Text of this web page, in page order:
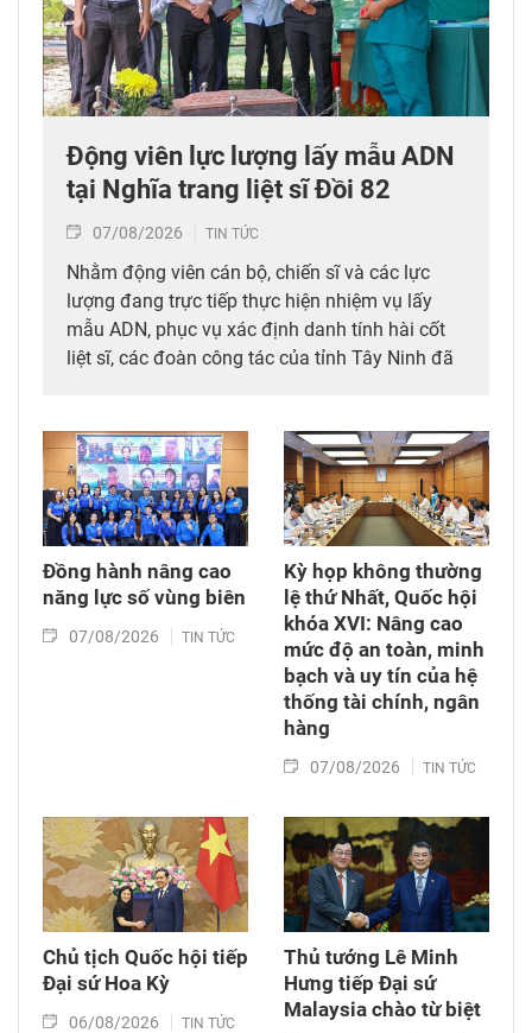
Động viên lực lượng lấy mẫu ADN
tại Nghĩa trang liệt sĩ Đồi 82​
07/08/2026 TIN TỨC
Nhằm động viên cán bộ, chiến sĩ và các lực
lượng đang trực tiếp thực hiện nhiệm vụ lấy
mẫu ADN, phục vụ xác định danh tính hài cốt
liệt sĩ, các đoàn công tác của tỉnh Tây Ninh đã
Khu kinh tế tỉnh Tây Ninh đã tổ chức thăm hỏi,
động viên các lực lượng sớm hoàn thành
nhiệm vụ, góp phần xác định danh tính, trả lại
tên cho những người đã hi sinh vì Tổ quốc.
Đồng hành nâng cao
năng lực số vùng biên
07/08/2026 TIN TỨC
Kỳ họp không thường
lệ thứ Nhất, Quốc hội
khóa XVI: Nâng cao
mức độ an toàn, minh
bạch và uy tín của hệ
thống tài chính, ngân
hàng
07/08/2026 TIN TỨC
Chủ tịch Quốc hội tiếp
Đại sứ Hoa Kỳ
06/08/2026 TIN TỨC
Thủ tướng Lê Minh
Hưng tiếp Đại sứ
Malaysia chào từ biệt